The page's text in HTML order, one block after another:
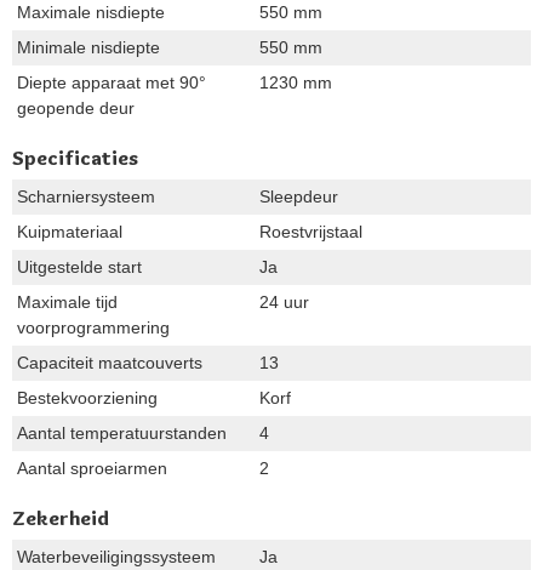
Maximale nisdiepte
550 mm
Minimale nisdiepte
550 mm
Diepte apparaat met 90°
geopende deur
1230 mm
Specificaties
Scharniersysteem
Sleepdeur
Kuipmateriaal
Roestvrijstaal
Uitgestelde start
Ja
Maximale tijd
voorprogrammering
24 uur
Capaciteit maatcouverts
13
Bestekvoorziening
Korf
Aantal temperatuurstanden
4
Aantal sproeiarmen
2
Zekerheid
Waterbeveiligingssysteem
Ja